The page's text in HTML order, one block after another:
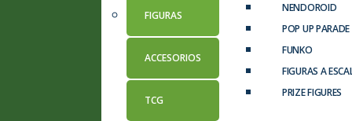
FIGURAS
ACCESORIOS
TCG
NENDOROID
POP UP PARADE
FUNKO
FIGURAS A
PRIZE FIGURES